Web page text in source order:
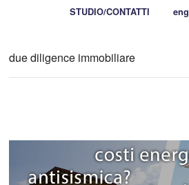
STUDIO/CONTATTI
due diligence immobiliare